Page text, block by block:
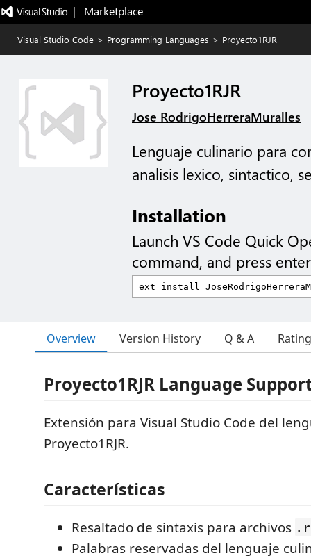
|   Marketplace
Visual Studio Code > Programming Languages > Proyecto1RJR
Proyecto1RJR
Jose RodrigoHerreraMuralles
Lenguaje culinario para
analisis lexico, sintactico,
Installation
Launch VS Code Quick
command, and press
Overview Version History Q & A
Proyecto1RJR Language
Extensión para Visual Studio Code del
Proyecto1RJR.
Características
Resaltado de sintaxis para archivos
Palabras reservadas del lenguaje